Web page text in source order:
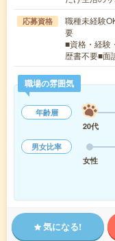
応募資格
職種未経験
要
■資格・経験
歴書不要■面
職場の雰囲気
年齢層
20代
男女比率
女性
気になる!